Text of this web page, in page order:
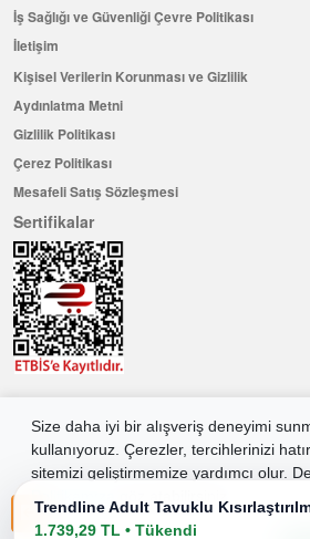
1.739,29 TL • Tükendi
Size daha iyi bir alışveriş deneyimi
kullanıyoruz. Çerezler, tercihlerinizi
sitemizi geliştirmemize yardımcı olur.
İş Sağlığı ve Güvenliği Çevre Politikası
İletişim
Kişisel Verilerin Korunması ve Gizlilik
Aydınlatma Metni
Gizlilik Politikası
Çerez Politikası
Mesafeli Satış Sözleşmesi
Sertifikalar
Hemen Üye Olun ...ve 100 ₺ değerinde
Üye Ol
2026 Allkaria Elektronik Tic. A.Ş.